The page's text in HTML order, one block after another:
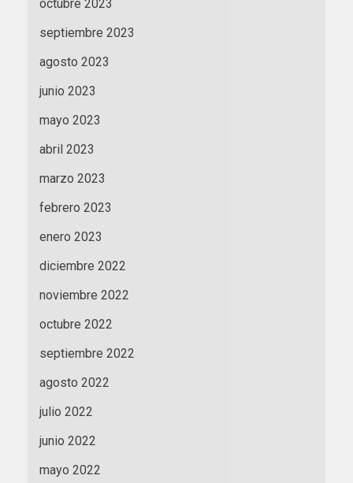
octubre 2023
septiembre 2023
agosto 2023
junio 2023
mayo 2023
abril 2023
marzo 2023
febrero 2023
enero 2023
diciembre 2022
noviembre 2022
octubre 2022
septiembre 2022
agosto 2022
julio 2022
junio 2022
mayo 2022